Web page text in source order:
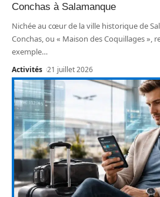
Conchas à Salamanque
Nichée au cœur de la ville historique de
Conchas, ou « Maison des Coquillages »,
exemple…
Activités 21 juillet 2026